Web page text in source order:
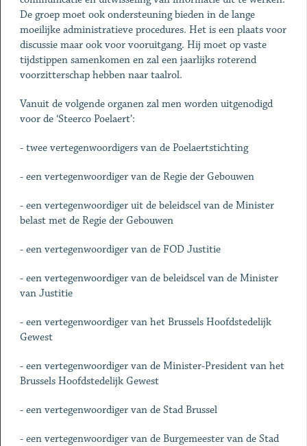
De groep moet ook ondersteuning bieden in de lange
moeilijke administratieve procedures. Het is een plaats voor
discussie maar ook voor vooruitgang. Hij moet op vaste
tijdstippen samenkomen en zal een jaarlijks roterend
voorzitterschap hebben naar taalrol.
Vanuit de volgende organen zal men worden uitgenodigd
voor de ‘Steerco Poelaert’:
- twee vertegenwoordigers van de Poelaertstichting
- een vertegenwoordiger van de Regie der Gebouwen
- een vertegenwoordiger uit de beleidscel van de Minister
belast met de Regie der Gebouwen
- een vertegenwoordiger van de FOD Justitie
- een vertegenwoordiger van de beleidscel van de Minister
van Justitie
- een vertegenwoordiger van het Brussels Hoofdstedelijk
Gewest
- een vertegenwoordiger van de Minister-President van het
Brussels Hoofdstedelijk Gewest
- een vertegenwoordiger van de Stad Brussel
- een vertegenwoordiger van de Burgemeester van de Stad